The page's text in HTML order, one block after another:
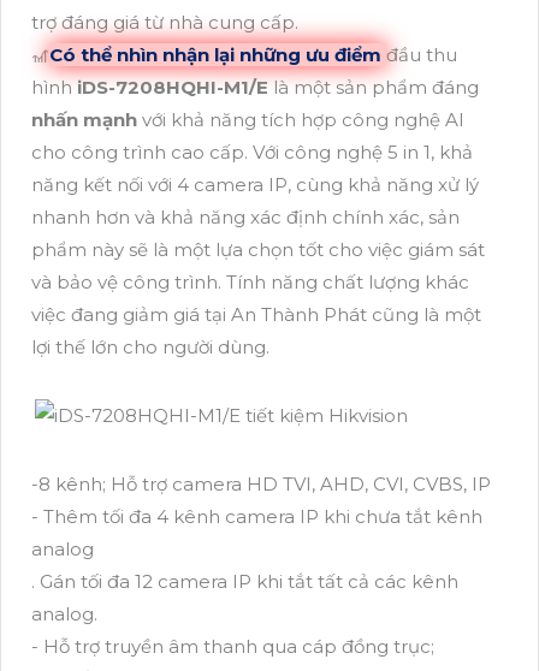
trợ đáng giá từ nhà cung cấp.
🎢Có thể nhìn nhận lại những ưu điểm đầu thu
hìnhiDS-7208HQHI-M1/Elà một sản phẩm đáng
nhấn mạnh với khả năng tích hợp công nghệ AI
cho công trình cao cấp. Với công nghệ 5 in 1, khả
năng kết nối với 4 camera IP, cùng khả năng xử lý
nhanh hơn và khả năng xác định chính xác, sản
phẩm này sẽ là một lựa chọn tốt cho việc giám sát
và bảo vệ công trình. Tính năng chất lượng khác
việc đang giảm giá tại An Thành Phát cũng là một
lợi thế lớn cho người dùng.
-8 kênh; Hỗ trợ camera HD TVI, AHD, CVI, CVBS, IP
- Thêm tối đa 4 kênh camera IP khi chưa tắt kênh
analog
. Gán tối đa 12 camera IP khi tắt tất cả các kênh
analog.
- Hỗ trợ truyền âm thanh qua cáp đồng trục;